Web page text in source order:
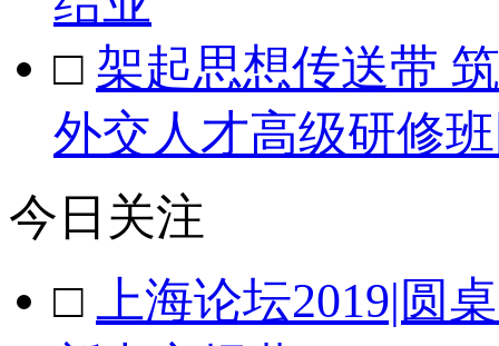
□ 架起思想传送带
外交人才高级研修
今日关注
□
上海论坛2019|圆